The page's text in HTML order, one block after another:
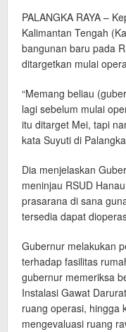
PALANGKA RAYA –
Kalimantan Tengah
bangunan baru pada
ditargetkan mulai
“Memang beliau
lagi sebelum mulai
itu ditarget Mei, tapi
kata Suyuti di
Dia menjelaskan
meninjau RSUD
prasarana di sana
tersedia dapat
Gubernur melakukan
terhadap fasilitas
gubernur memeriksa
Instalasi Gawat
ruang operasi, hingga
mengevaluasi ruang